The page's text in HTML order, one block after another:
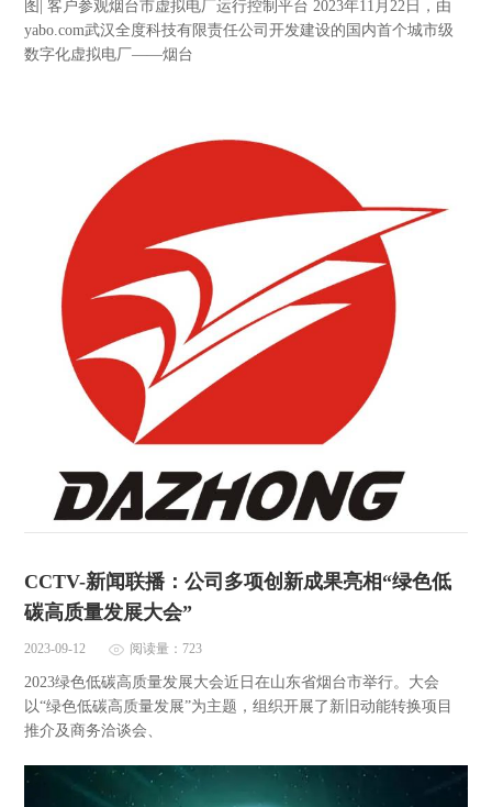
图| 客户参观烟台市虚拟电厂运行控制平台 2023年11月22日，由
yabo.com武汉全度科技有限责任公司开发建设的国内首个城市级
数字化虚拟电厂——烟台
CCTV-新闻联播：公司多项创新成果亮相“绿色低
碳高质量发展大会”
2023-09-12 阅读量：723
2023绿色低碳高质量发展大会近日在山东省烟台市举行。大会
以“绿色低碳高质量发展”为主题，组织开展了新旧动能转换项目
推介及商务洽谈会、